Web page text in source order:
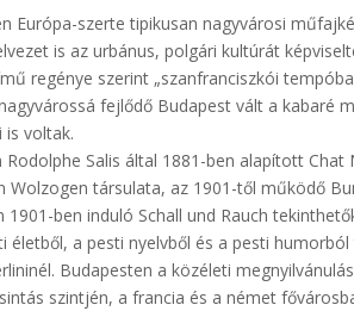
Európa-szerte tipikusan nagyvárosi
is az urbánus, polgári kultúrát
regénye szerint „szanfranciszkói
fejlődő Budapest vált a kabaré
is voltak.
Salis által 1881-ben alapított
Wolzogen társulata, az 1901-től működő
ben induló Schall und Rauch
életből, a pesti nyelvből és a pesti
Budapesten a közéleti
szintjén, a francia és a német